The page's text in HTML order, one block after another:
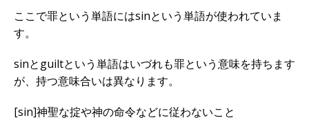
ここで罪という単語にはsinという単語が使われていま
す。
sinとguiltという単語はいづれも罪という意味を持ちます
が、持つ意味合いは異なります。
[sin]神聖な掟や神の命令などに従わないこと